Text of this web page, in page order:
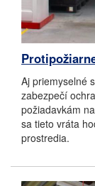
Aj priemyselné
zabezpečí
požiadavkám
sa tieto vráta
prostredia.